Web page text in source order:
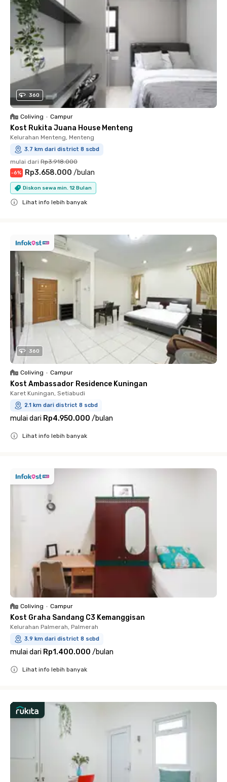
360
Coliving • Campur
Kost Rukita Juana House Menteng
Kelurahan Menteng, Menteng
3.7 km dari district 8 scbd
mulai dari Rp3.918.000
-6% Rp3.658.000 /bulan
Diskon sewa min. 12 Bulan
Lihat info lebih banyak
360
Coliving • Campur
Kost Ambassador Residence Kuningan
Karet Kuningan, Setiabudi
2.1 km dari district 8 scbd
mulai dari Rp4.950.000 /bulan
Lihat info lebih banyak
Coliving • Campur
Kost Graha Sandang C3 Kemanggisan
Kelurahan Palmerah, Palmerah
3.9 km dari district 8 scbd
mulai dari Rp1.400.000 /bulan
Lihat info lebih banyak